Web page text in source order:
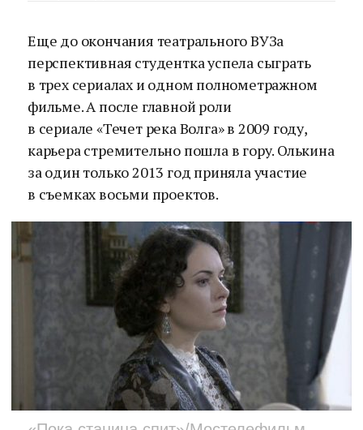
Еще до окончания театрального ВУЗа
перспективная студентка успела сыграть
в трех сериалах и одном полнометражном
фильме. А после главной роли
в сериале «Течет река Волга» в 2009 году,
карьера стремительно пошла в гору. Олькина
за один только 2013 год приняла участие
в съемках восьми проектов.